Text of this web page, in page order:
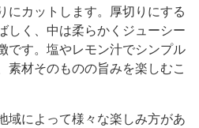
にカットします。厚切りにする
しく、中は柔らかくジューシー
です。塩やレモン汁でシンプル
素材そのものの旨みを楽しむこ
域によって様々な楽しみ方があ